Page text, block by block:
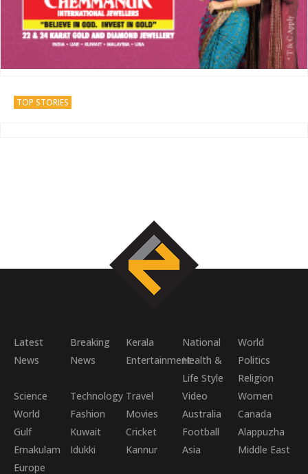
TOP STORIES
Latest
News
Breaking
News
Kerala National
World
EntertainmentHealth &
Life Style
Politics
Religion
Science
World
Technology Travel Video
Women
Fashion
Movies Australia
Canada
Gulf
Kuwait Cricket Football
Alappuzha
Ernakulam
Idukki Kannur Asia
Middle East
Europe